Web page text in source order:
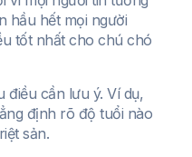
hầu hết mọi người
tốt nhất cho chú chó
điều cần lưu ý. Ví dụ,
định rõ độ tuổi nào
sản.